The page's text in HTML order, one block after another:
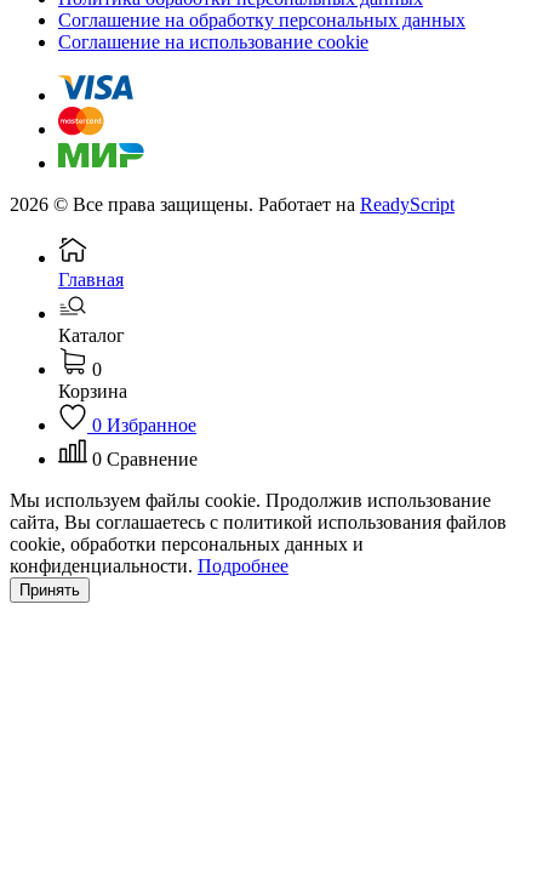
Соглашение на обработку персональных данных
Соглашение на использование cookie
2026 © Все права защищены. Работает на ReadyScript
Главная
Каталог
0
Корзина
0 Избранное
0 Сравнение
Мы используем файлы cookie. Продолжив использование
сайта, Вы соглашаетесь с политикой использования файлов
cookie, обработки персональных данных и
конфиденциальности. Подробнее
Принять